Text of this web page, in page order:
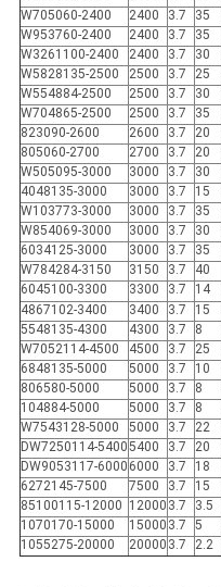
W705060-2400
2400 3.7 35
W953760-2400
2400 3.7 35
W3261100-2400
2400 3.7 30
W5828135-2500
2500 3.7 25
W554884-2500
2500 3.7 30
W704865-2500
2500 3.7 35
823090-2600
2600 3.7 20
805060-2700
2700 3.7 20
W505095-3000
3000 3.7 30
4048135-3000
3000 3.7 15
W103773-3000
3000 3.7 35
W854069-3000
3000 3.7 30
6034125-3000
3000 3.7 35
W784284-3150
3150 3.7
40
6045100-3300
3300 3.7 14
4867102-3400
3400 3.7 15
5548135-4300
4300 3.7 8
W7052114-4500
4500 3.7 25
6848135-5000
5000 3.7 10
806580-5000
5000 3.7 8
104884-5000
5000 3.7 8
W7543128-5000
5000 3.7 22
DW7250114-54005400 3.7 20
DW9053117-6000 6000 3.7 18
6272145-7500
7500 3.7 15
85100115-12000 12000 3.7 3.5
1070170-15000
15000 3.7 5
1055275-20000
20000 3.7 2.2